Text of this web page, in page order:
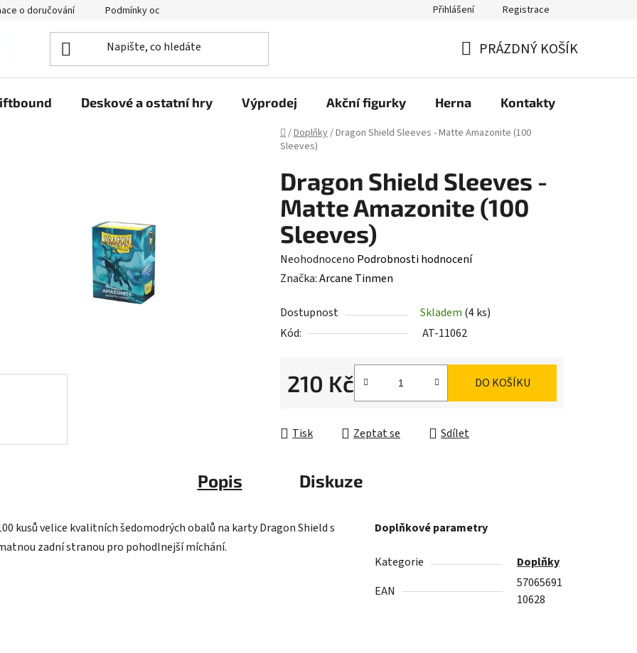
o doručování Podmínky ochrany osobních údajů Přihlášení Registrace
KOŠÍK
PRÁZDNÝ KOŠÍK
Deskové a ostatní hry Výprodej Akční figurky Herna Kontakty
Domů
/Doplňky/Dragon Shield Sleeves - Matte Amazonite (100
Sleeves)
Dragon Shield Sleeves -
Matte Amazonite (100
Sleeves)
Průměrné
hodnocení
je
0,0
hvězdiček.
Neohodnoceno Podrobnosti hodnocení
Značka:Arcane Tinmen
Dostupnost Skladem (4 ks)
Kód:
AT-11062
210 Kč DO KOŠÍKU
Tisk Zeptat se Sdílet
Popis Diskuze
kusů velice kvalitních šedomodrých obalů na karty Dragon Shield s
zadní stranou pro pohodlnejší míchání.
Doplňkové parametry
Kategorie
Doplňky
EAN
57065691
10628